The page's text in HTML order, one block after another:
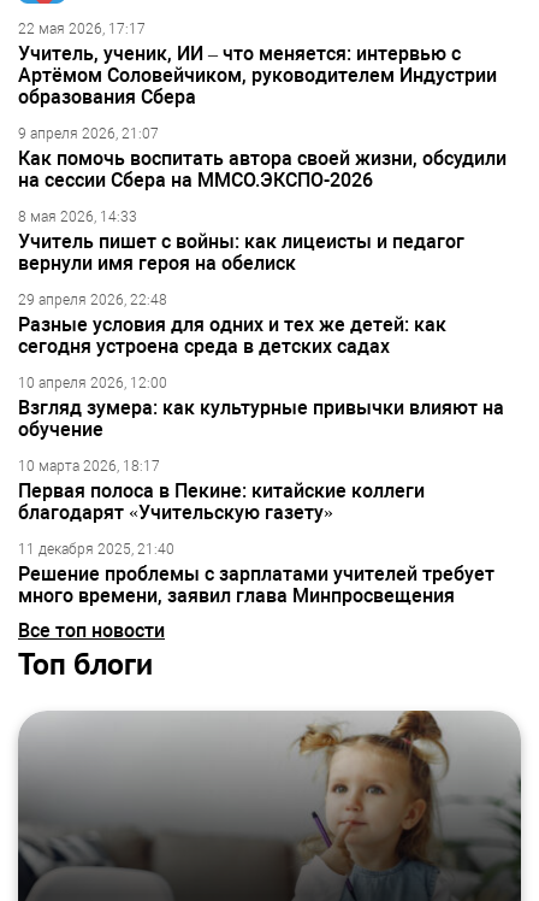
22 мая 2026, 17:17
Учитель, ученик, ИИ – что меняется: интервью с
Артёмом Соловейчиком, руководителем Индустрии
образования Сбера
9 апреля 2026, 21:07
Как помочь воспитать автора своей жизни, обсудили
на сессии Сбера на ММСО.ЭКСПО-2026
8 мая 2026, 14:33
Учитель пишет с войны: как лицеисты и педагог
вернули имя героя на обелиск
29 апреля 2026, 22:48
Разные условия для одних и тех же детей: как
сегодня устроена среда в детских садах
10 апреля 2026, 12:00
Взгляд зумера: как культурные привычки влияют на
обучение
10 марта 2026, 18:17
Первая полоса в Пекине: китайские коллеги
благодарят «Учительскую газету»
11 декабря 2025, 21:40
Решение проблемы с зарплатами учителей требует
много времени, заявил глава Минпросвещения
Все топ новости
Топ блоги